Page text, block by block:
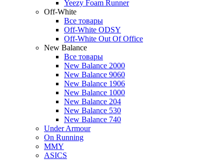
Yeezy Foam Runner
Off-White
Все товары
Off-White ODSY
Off-White Out Of Office
New Balance
Все товары
New Balance 2000
New Balance 9060
New Balance 1906
New Balance 1000
New Balance 204
New Balance 530
New Balance 740
Under Armour
On Running
MMY
ASICS